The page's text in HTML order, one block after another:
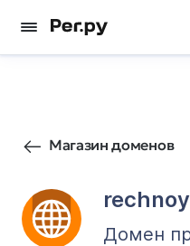
Магазин доменов
Домен